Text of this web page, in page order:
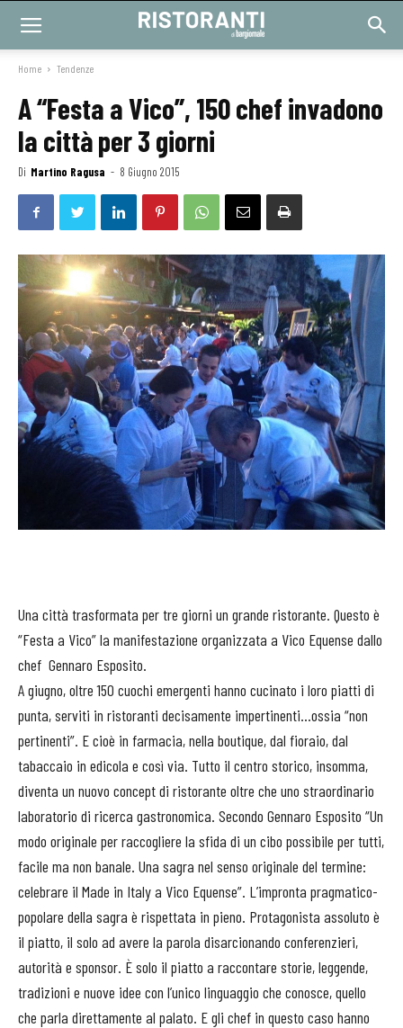
Home Tendenze
A “Festa a Vico”, 150 chef invadono
la città per 3 giorni
Di Martino Ragusa - 8 Giugno 2015
Una città trasformata per tre giorni un grande ristorante. Questo è
“Festa a Vico” la manifestazione organizzata a Vico Equense dallo
chef Gennaro Esposito.
A giugno, oltre 150 cuochi emergenti hanno cucinato i loro piatti di
punta, serviti in ristoranti decisamente impertinenti…ossia “non
pertinenti”. E cioè in farmacia, nella boutique, dal fioraio, dal
tabaccaio in edicola e così via. Tutto il centro storico, insomma,
diventa un nuovo concept di ristorante oltre che uno straordinario
laboratorio di ricerca gastronomica. Secondo Gennaro Esposito “Un
modo originale per raccogliere la sfida di un cibo possibile per tutti,
facile ma non banale. Una sagra nel senso originale del termine:
celebrare il Made in Italy a Vico Equense”. L’impronta pragmatico-
popolare della sagra è rispettata in pieno. Protagonista assoluto è
il piatto, il solo ad avere la parola disarcionando conferenzieri,
autorità e sponsor. È solo il piatto a raccontare storie, leggende,
tradizioni e nuove idee con l’unico linguaggio che conosce, quello
che parla direttamente al palato. E gli chef in questo caso hanno